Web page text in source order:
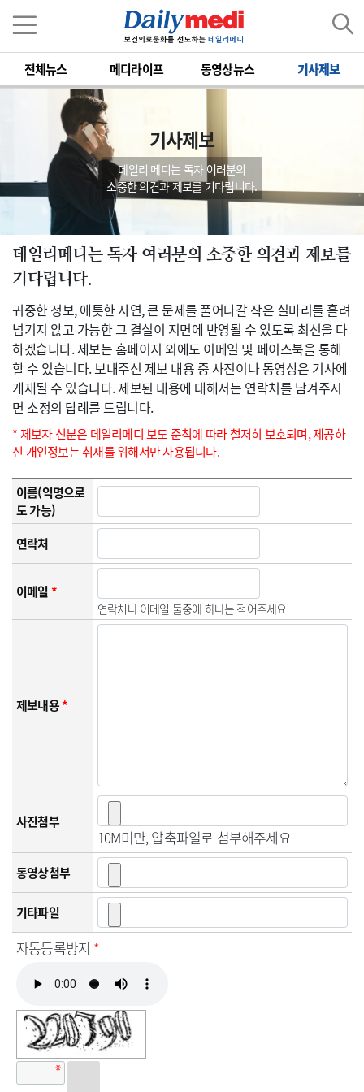
전체뉴스 메디라이프 동영상뉴스 기사제보
기사제보
데일리 메디는 독자 여러분의
소중한 의견과 제보를 기다립니다.
데일리메디는 독자 여러분의 소중한 의견과 제보를
기다립니다.
귀중한 정보, 애틋한 사연, 큰 문제를 풀어나갈 작은 실마리를 흘려
넘기지 않고 가능한 그 결실이 지면에 반영될 수 있도록 최선을 다
하겠습니다. 제보는 홈페이지 외에도 이메일 및 페이스북을 통해
할 수 있습니다. 보내주신 제보 내용 중 사진이나 동영상은 기사에
게재될 수 있습니다. 제보된 내용에 대해서는 연락처를 남겨주시
면 소정의 답례를 드립니다.
* 제보자 신분은 데일리메디 보도 준칙에 따라 철저히 보호되며, 제공하
신 개인정보는 취재를 위해서만 사용됩니다.
이름(익명으로
도 가능)
연락처
이메일*
연락처나 이메일 둘중에 하나는 적어주세요
제보내용*
사진첨부
10M미만, 압축파일로 첨부해주세요
동영상첨부
기타파일
자동등록방지 *